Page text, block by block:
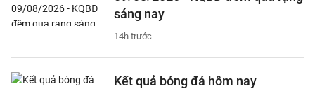
sáng nay
14h trước
Kết quả bóng đá hôm nay